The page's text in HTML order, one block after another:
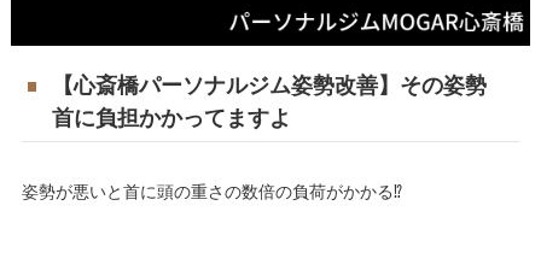
【心斎橋パーソナルジム姿勢改善】その姿勢
首に負担かかってますよ
姿勢が悪いと首に頭の重さの数倍の負荷がかかる⁉️